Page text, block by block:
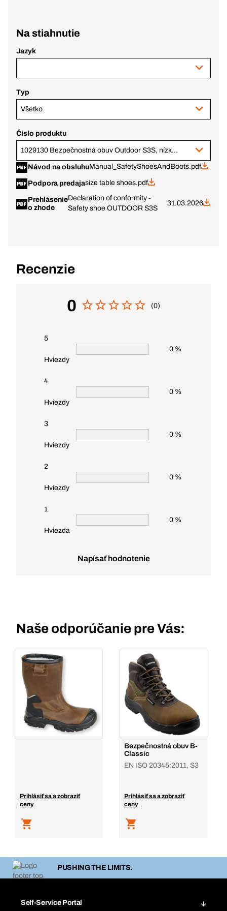
Na stiahnutie
Jazyk
Typ
Všetko
Číslo produktu
1029130 Bezpečnostná obuv Outdoor S3S, nízka, veľ. 39
Návod na obsluhuManual_SafetyShoesAndBoots.pdf
Podpora predajasize table shoes.pdf
Prehlásenie
o zhode
Declaration of conformity -
Safety shoe OUTDOOR S3S
31.03.2026
Recenzie
0 (0)
5
Hviezdy
0 %
4
Hviezdy
0 %
3
Hviezdy
0 %
2
Hviezdy
0 %
1
Hviezda
0 %
Napísať hodnotenie
Naše odporúčanie pre Vás:
Prihlásiť sa a zobraziť
ceny
Bezpečnostná obuv B-
Classic
EN ISO 20345:2011, S3
Prihlásiť sa a zobraziť
ceny
PUSHING THE LIMITS.
Self-Service Portal